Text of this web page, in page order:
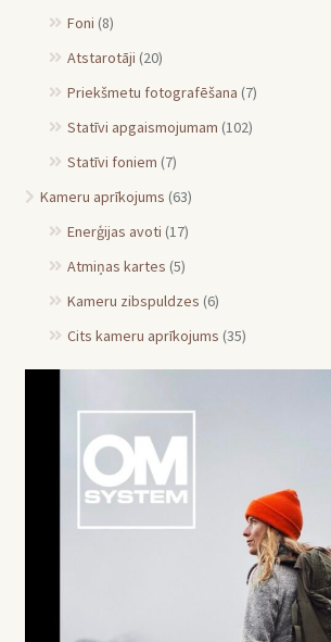
Foni (8)
Atstarotāji (20)
Priekšmetu fotografēšana (7)
Statīvi apgaismojumam (102)
Statīvi foniem (7)
Kameru aprīkojums (63)
Enerģijas avoti (17)
Atmiņas kartes (5)
Kameru zibspuldzes (6)
Cits kameru aprīkojums (35)